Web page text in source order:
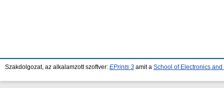
Szakdolgozat, az alkalamzott szoftver: EPrints 3 amit a School of Electronics